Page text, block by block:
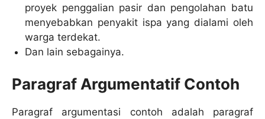
proyek penggalian pasir dan pengolahan batu
menyebabkan penyakit ispa yang dialami oleh
warga terdekat.
Dan lain sebagainya.
Paragraf Argumentatif Contoh
Paragraf argumentasi contoh adalah paragraf